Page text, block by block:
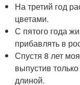
На третий год
цветами.
С пятого года
прибавлять в
Спустя 8 лет
выпустив
длиной.